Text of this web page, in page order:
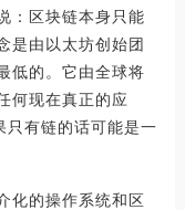
：区块链本身只能
是由以太坊创始团
低的。它由全球将
何现在真正的应
只有链的话可能是一
化的操作系统和区